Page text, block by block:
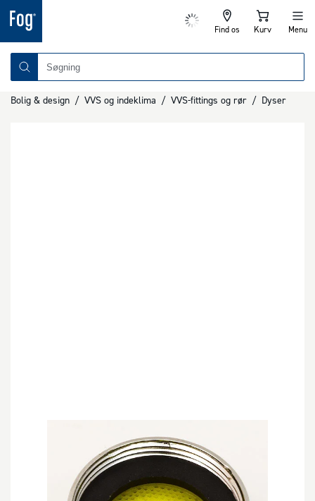
Find os Kurv Menu
Bolig & design / VVS og indeklima / VVS-fittings og rør / Dyser